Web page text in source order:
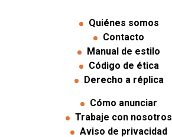
Quiénes somos
Contacto
Manual de estilo
Código de ética
Derecho a réplica
Cómo anunciar
Trabaje con nosotros
Aviso de privacidad